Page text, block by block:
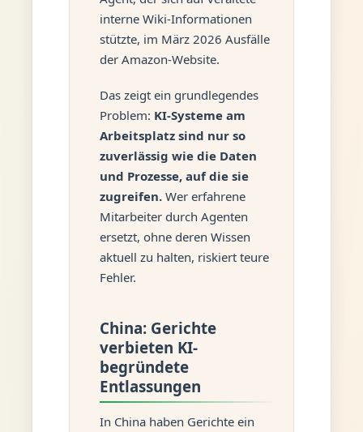
interne Wiki-Informationen
stützte, im März 2026 Ausfälle
der Amazon-Website.
Das zeigt ein grundlegendes
Problem: KI-Systeme am
Arbeitsplatz sind nur so
zuverlässig wie die Daten
und Prozesse, auf die sie
zugreifen. Wer erfahrene
Mitarbeiter durch Agenten
ersetzt, ohne deren Wissen
aktuell zu halten, riskiert teure
Fehler.
China: Gerichte
verbieten KI-
begründete
Entlassungen
In China haben Gerichte ein